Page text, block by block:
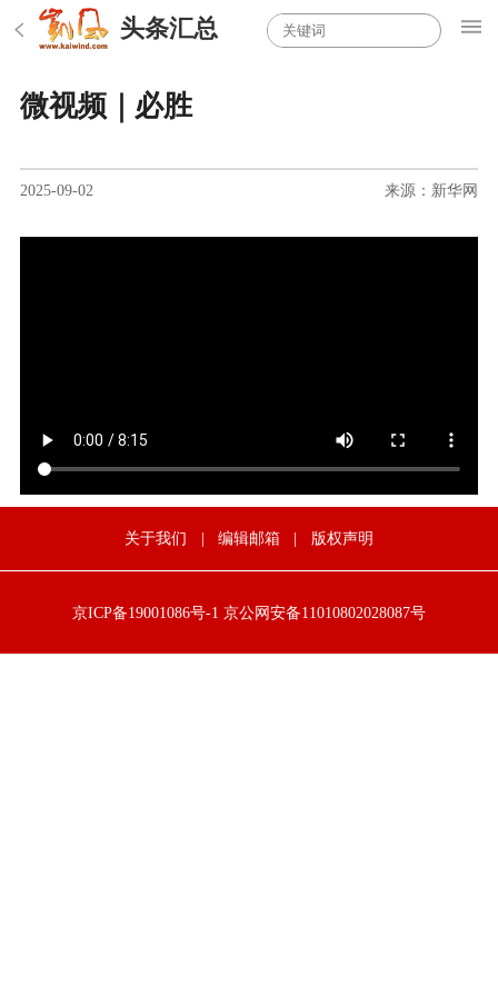
头条汇总
微视频｜必胜
2025-09-02 来源：新华网
关于我们 | 编辑邮箱 | 版权声明
京ICP备19001086号-1 京公网安备11010802028087号